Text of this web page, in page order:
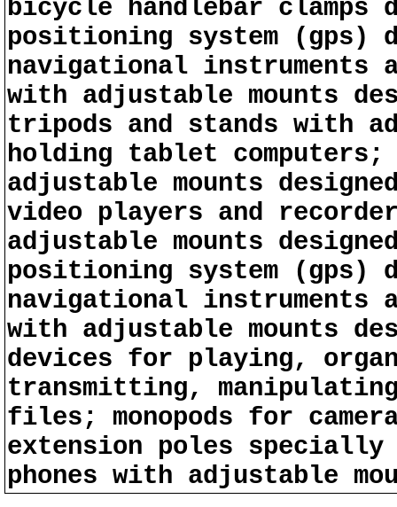
bicycle handlebar
positioning system (gps)
navigational instruments
with adjustable mounts
tripods and stands with
holding tablet
adjustable mounts
video players and
adjustable mounts
positioning system (gps)
navigational instruments
with adjustable mounts
devices for playing,
transmitting,
files; monopods for
extension poles specially
phones with adjustable